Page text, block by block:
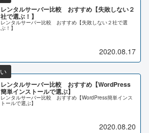
レンタルサーバー比較 おすすめ【失敗しない２
社で選ぶ！】
レンタルサーバー比較 おすすめ【失敗しない２社で選
ぶ！】
2020.08.17
レンタルサーバー比較 おすすめ【WordPress
簡単インストールで選ぶ】
レンタルサーバー比較 おすすめ【WordPress簡単インス
トールで選ぶ】
2020.08.20